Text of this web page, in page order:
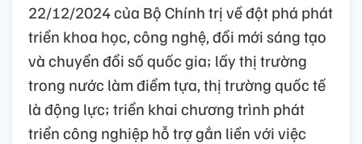
22/12/2024 của Bộ Chính trị về đột phá phát
triển khoa học, công nghệ, đổi mới sáng tạo
và chuyển đổi số quốc gia; lấy thị trường
trong nước làm điểm tựa, thị trường quốc tế
là động lực; triển khai chương trình phát
triển công nghiệp hỗ trợ gắn liền với việc